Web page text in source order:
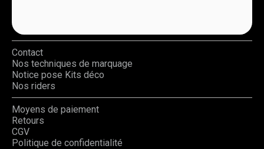
Contact
Nos techniques de marquage
Notice pose Kits déco
Nos riders
Moyens de paiement
Retours
CGV
Politique de confidentialité